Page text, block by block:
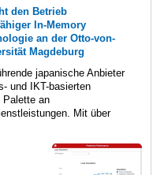
den Betrieb
In-Memory
an der Otto-von-
Magdeburg
japanische Anbieter
und IKT-basierten
Palette an
Mit über